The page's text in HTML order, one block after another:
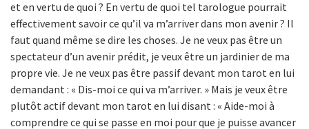
et en vertu de quoi ? En vertu de quoi tel tarologue pourrait
effectivement savoir ce qu’il va m’arriver dans mon avenir ? Il
faut quand même se dire les choses. Je ne veux pas être un
spectateur d’un avenir prédit, je veux être un jardinier de ma
propre vie. Je ne veux pas être passif devant mon tarot en lui
demandant : « Dis-moi ce qui va m’arriver. » Mais je veux être
plutôt actif devant mon tarot en lui disant : « Aide-moi à
comprendre ce qui se passe en moi pour que je puisse avancer